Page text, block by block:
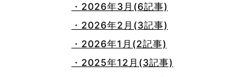
・2026年3月(6記事)
・2026年2月(3記事)
・2026年1月(2記事)
・2025年12月(3記事)